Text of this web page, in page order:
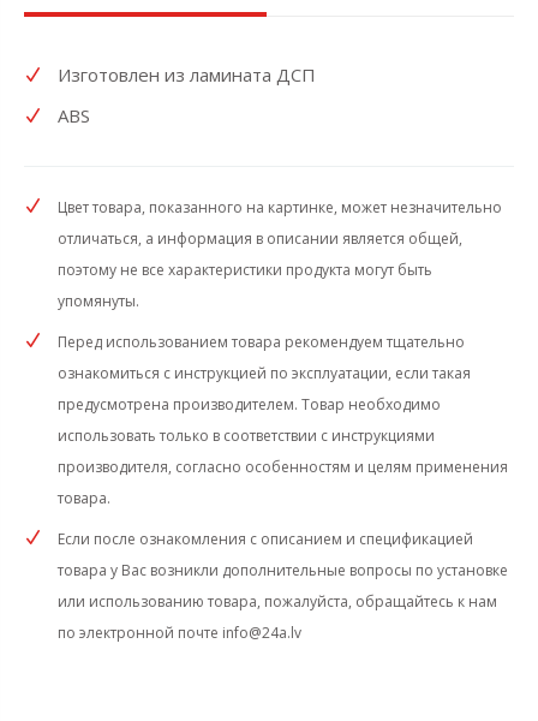
Изготовлен из ламината ДСП
ABS
Цвет товара, показанного на картинке, может незначительно
отличаться, а информация в описании является общей,
поэтому не все характеристики продукта могут быть
упомянуты.
Перед использованием товара рекомендуем тщательно
ознакомиться с инструкцией по эксплуатации, если такая
предусмотрена производителем. Товар необходимо
использовать только в соответствии с инструкциями
производителя, согласно особенностям и целям применения
товара.
Если после ознакомления с описанием и спецификацией
товара у Вас возникли дополнительные вопросы по установке
или использованию товара, пожалуйста, обращайтесь к нам
по электронной почте info@24a.lv